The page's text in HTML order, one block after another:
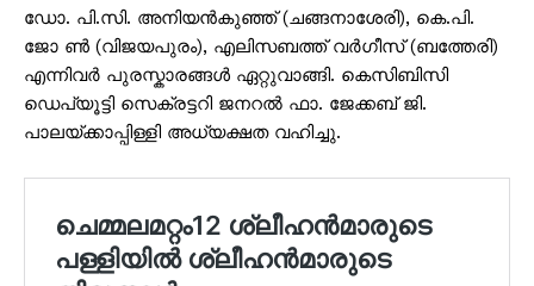
ഡോ. പി.സി. അനിയൻകുഞ്ഞ് (ചങ്ങനാശേരി), കെ.പി.
ജോ ൺ (വിജയപുരം), എലിസബത്ത് വർഗീസ് (ബത്തേരി)
എന്നിവർ പുരസ്ക‌ാരങ്ങൾ ഏറ്റുവാങ്ങി. കെസിബിസി
ഡെപ്യൂട്ടി സെക്രട്ടറി ജനറൽ ഫാ. ജേക്കബ് ജി.
പാലയ്ക്കാപ്പിള്ളി അധ്യക്ഷത വഹിച്ചു.